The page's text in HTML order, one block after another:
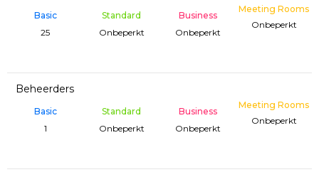
Basic
25
Standard
Onbeperkt
Business
Onbeperkt
Meeting Rooms
Onbeperkt
Beheerders
Basic
1
Standard
Onbeperkt
Business
Onbeperkt
Meeting Rooms
Onbeperkt